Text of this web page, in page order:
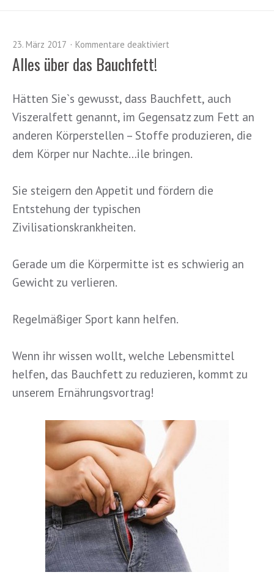
23. März 2017 Kommentare deaktiviert
Alles über das Bauchfett!
Hätten Sie`s gewusst, dass Bauchfett, auch
Viszeralfett genannt, im Gegensatz zum Fett an
anderen Körperstellen – Stoffe produzieren, die
dem Körper nur Nachte…ile bringen.
Sie steigern den Appetit und fördern die
Entstehung der typischen
Zivilisationskrankheiten.
Gerade um die Körpermitte ist es schwierig an
Gewicht zu verlieren.
Regelmäßiger Sport kann helfen.
Wenn ihr wissen wollt, welche Lebensmittel
helfen, das Bauchfett zu reduzieren, kommt zu
unserem Ernährungsvortrag!